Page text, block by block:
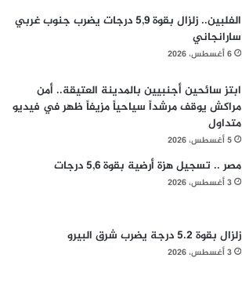
الفلبين.. زلزال بقوة 5,9 درجات يضرب جنوب غربي
سارانجاني
6 أغسطس، 2026
ابتز سائحين أجنبيين بالمدينة العتيقة.. أمن
مراكش يوقف مرشداً سياحياً مزيفاً ظهر في فيديو
متداول
5 أغسطس، 2026
مصر .. تسجيل هزة أرضية بقوة 5,6 درجات
3 أغسطس، 2026
زلزال بقوة 5.2 درجة يضرب شرق البيرو
3 أغسطس، 2026